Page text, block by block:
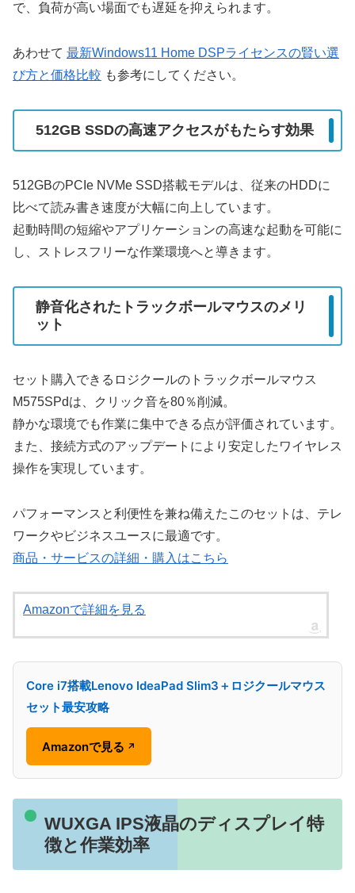
で、負荷が高い場面でも遅延を抑えられます。
あわせて 最新Windows11 Home DSPライセンスの賢い選
び方と価格比較 も参考にしてください。
512GB SSDの高速アクセスがもたらす効果
512GBのPCIe NVMe SSD搭載モデルは、従来のHDDに
比べて読み書き速度が大幅に向上しています。
起動時間の短縮やアプリケーションの高速な起動を可能に
し、ストレスフリーな作業環境へと導きます。
静音化されたトラックボールマウスのメリ
ット
セット購入できるロジクールのトラックボールマウス
M575SPdは、クリック音を80％削減。
静かな環境でも作業に集中できる点が評価されています。
また、接続方式のアップデートにより安定したワイヤレス
操作を実現しています。
パフォーマンスと利便性を兼ね備えたこのセットは、テレ
ワークやビジネスユースに最適です。
商品・サービスの詳細・購入はこちら
Amazonで詳細を見る
Core i7搭載Lenovo IdeaPad Slim3＋ロジクールマウス
セット最安攻略
Amazonで見る ↗
WUXGA IPS液晶のディスプレイ特
徴と作業効率